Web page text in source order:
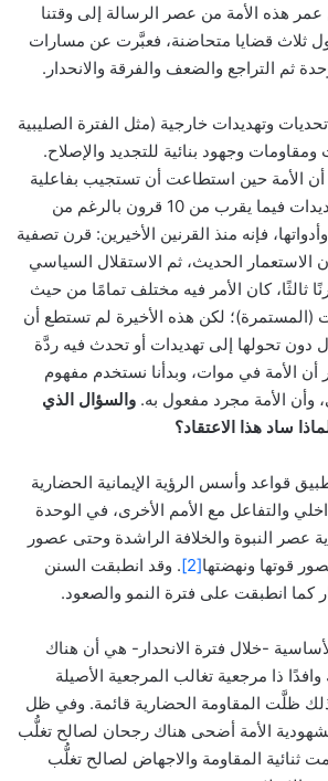
من عمر هذه الأمة من عصر الرسالة إلى وقتنا
ثلاث قضايا متحاضنة، فعبَّرت عن مسارات
ثم التراجع والضعف والفرقة والانحدار.
وتهديدات خارجية (مثل الفترة الصليبية
ومقاومات وجهود بنائية للتجديد والإصلاح.
الأمة حين استطاعت أن تستجيب بفاعلية
وتوقف التحديات والتهديدات فيما يقرب من 10 قرون بالرغم من
فإنه منذ القرنين الأخيرين: قرن تصفية
الاستعمار الحديث، ثم الاستقلال السياسي
ثالثًا، كان الأمر فيه مختلف تمامًا من حيث
(المستمرة)؛ لكن هذه الأخيرة لم تستطع أن
دون تحولها إلى تهديدات أو تحدث فيه ردَّة
أن الأمة في موات، وبدأنا نستخدم مفهوم
وأن الأمة مجرد مفعول به. والسؤال الذي
ساد هذا الاعتقاد؟
قواعد وأسس الرؤية الإيمانية الحضارية
والتفاعل مع الأمم الأخرى، في الوحدة
عصر النبوة والخلافة الراشدة وحتى عصور
قوتها ونهضتها[2]
. وقد انطبقت السنن
كما انطبقت على فترة النمو والصعود.
-خلال فترة الانحدار- هي أن هناك
ذا مرجعية تغالب المرجعية الأصيلة
ظلَّت المقاومة الحضارية قائمة. وفي ظل
الأمة أضحى هناك رجحان لصالح تغلُّب
ثنائية المقاومة والاجهاض لصالح تغلُّب